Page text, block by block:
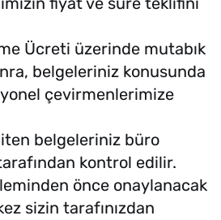
Ücreti üzerinde mutabık
belgeleriniz konusunda
çevirmenlerimize
belgeleriniz büro
kontrol edilir.
önce onaylanacak
sizin tarafınızdan